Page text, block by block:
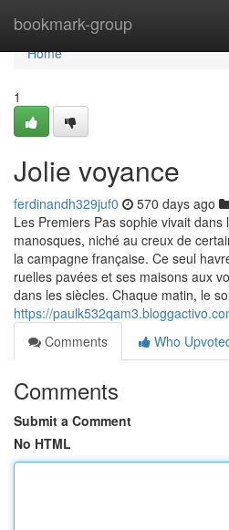
bookmark-group
Home
Home
1
Jolie voyance
ferdinandh329juf0 570 days ago
Les Premiers Pas sophie vivait dans
manosques, niché au creux de
la campagne française. Ce seul
ruelles pavées et ses maisons aux
dans les siècles. Chaque matin, le
https://
Comments
Who
Comments
Submit a Comment
No HTML